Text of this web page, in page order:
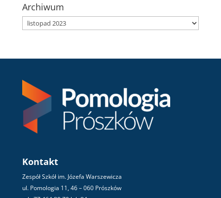
Archiwum
Archiwum
Kontakt
Zespół Szkół im. Józefa Warszewicza
ul. Pomologia 11, 46 – 060 Prószków